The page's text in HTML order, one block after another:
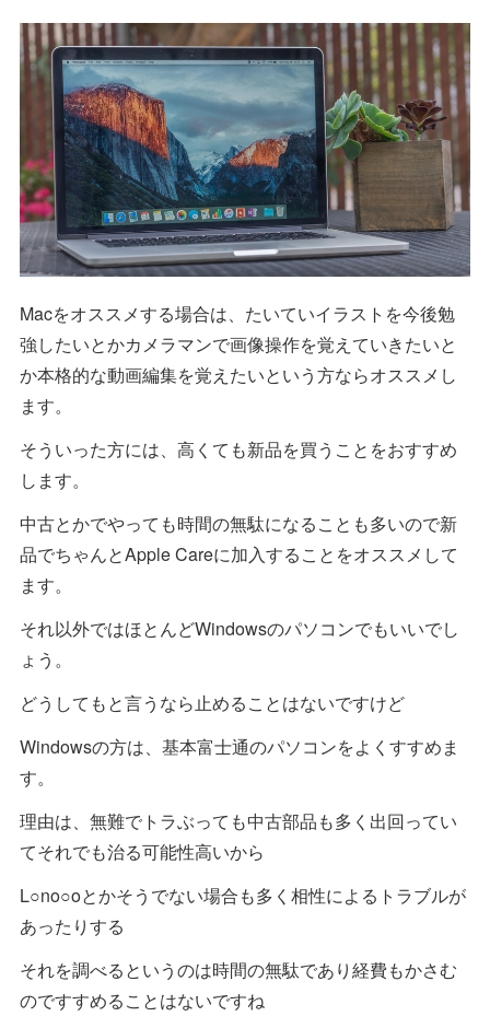
Macをオススメする場合は、たいていイラストを今後勉
強したいとかカメラマンで画像操作を覚えていきたいと
か本格的な動画編集を覚えたいという方ならオススメし
ます。
そういった方には、高くても新品を買うことをおすすめ
します。
中古とかでやっても時間の無駄になることも多いので新
品でちゃんとApple Careに加入することをオススメして
ます。
それ以外ではほとんどWindowsのパソコンでもいいでし
ょう。
どうしてもと言うなら止めることはないですけど
Windowsの方は、基本富士通のパソコンをよくすすめま
す。
理由は、無難でトラぶっても中古部品も多く出回ってい
てそれでも治る可能性高いから
L○no○oとかそうでない場合も多く相性によるトラブルが
あったりする
それを調べるというのは時間の無駄であり経費もかさむ
のですすめることはないですね